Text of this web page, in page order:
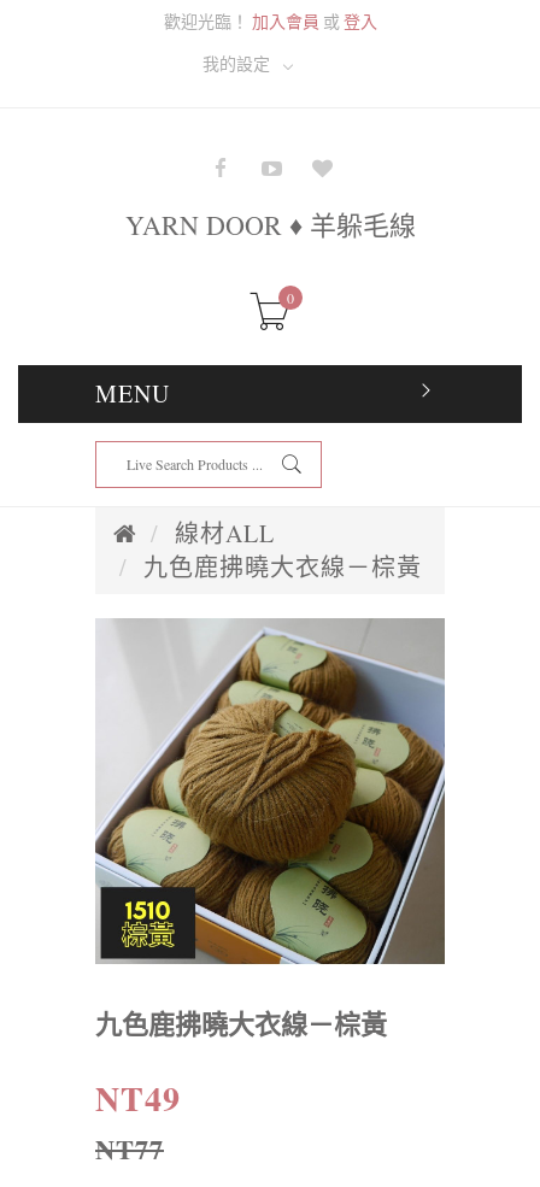
歡迎光臨！ 加入會員 或登入
我的設定
YARN DOOR ♦ 羊躲毛線
0
MENU
線材ALL
九色鹿拂曉大衣線－棕黃
九色鹿拂曉大衣線－棕黃
NT49
NT77